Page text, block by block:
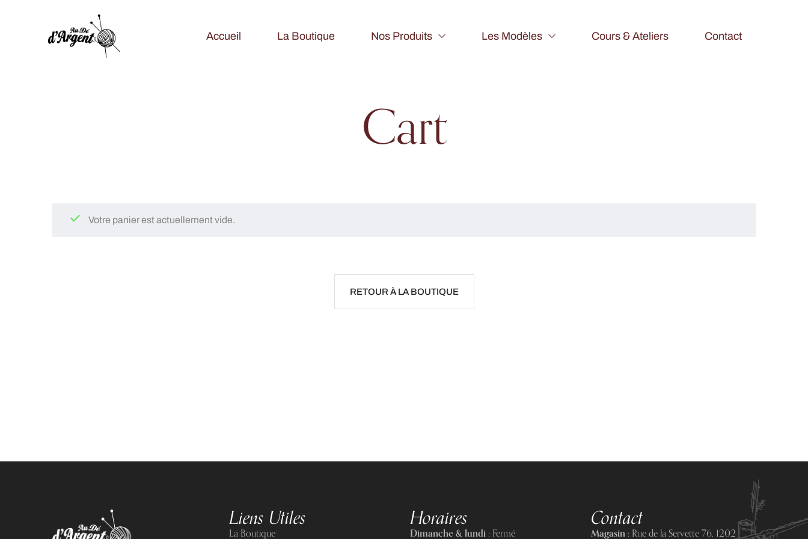
Accueil La Boutique Nos Produits Les Modèles Cours & Ateliers Contact
Cart
Votre panier est actuellement vide.
RETOUR À LA BOUTIQUE
Liens Utiles
La Boutique
Horaires
Dimanche & lundi :Fermé
Contact
Magasin :Rue de la Servette 76, 1202